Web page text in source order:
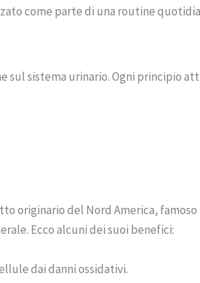
come parte di una routine
sistema urinario. Ogni principio
originario del Nord America,
Ecco alcuni dei suoi benefici:
dai danni ossidativi.